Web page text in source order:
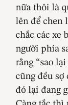
nữa thôi là
lên để chen
chắc các xe
người phía
rằng “sao
cũng đều
đó lại đang